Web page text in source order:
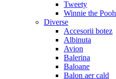
Tweety
Winnie the Pooh
Diverse
Accesorii botez
Albinuta
Avion
Balerina
Baloane
Balon aer cald